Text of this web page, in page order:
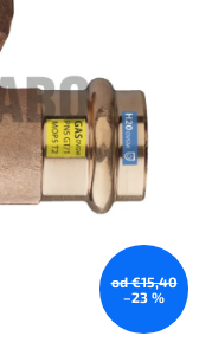
od €15,40
–23 %